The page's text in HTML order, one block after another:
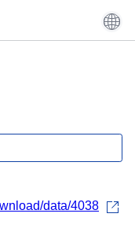
data/4038